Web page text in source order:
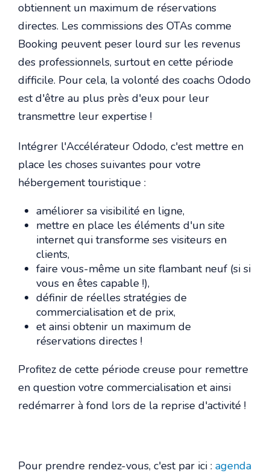
obtiennent un maximum de réservations
directes. Les commissions des OTAs comme
Booking peuvent peser lourd sur les revenus
des professionnels, surtout en cette période
difficile. Pour cela, la volonté des coachs Ododo
est d'être au plus près d'eux pour leur
transmettre leur expertise !
Intégrer l'Accélérateur Ododo, c'est mettre en
place les choses suivantes pour votre
hébergement touristique :
améliorer sa visibilité en ligne,
mettre en place les éléments d'un site
internet qui transforme ses visiteurs en
clients,
faire vous-même un site flambant neuf (si si
vous en êtes capable !),
définir de réelles stratégies de
commercialisation et de prix,
et ainsi obtenir un maximum de
réservations directes !
Profitez de cette période creuse pour remettre
en question votre commercialisation et ainsi
redémarrer à fond lors de la reprise d'activité !
Pour prendre rendez-vous, c'est par ici : agenda